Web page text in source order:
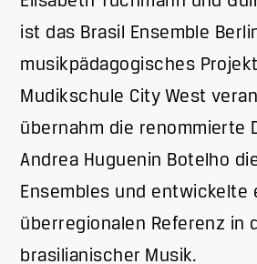
ist das Brasil Ensemble
musikpädagogisches
Mudikschule City West
übernahm die renommierte
Andrea Huguenin Botelho
Ensembles und entwickelte
überregionalen Referenz in
brasilianischer Musik.